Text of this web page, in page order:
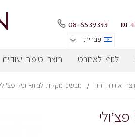
08-6539333
עברית
לגוף ולאמבט מוצרי טיפוח יעודיים
אווירה וריח / מבשם מקלות לבית- וניל פצ'ולי